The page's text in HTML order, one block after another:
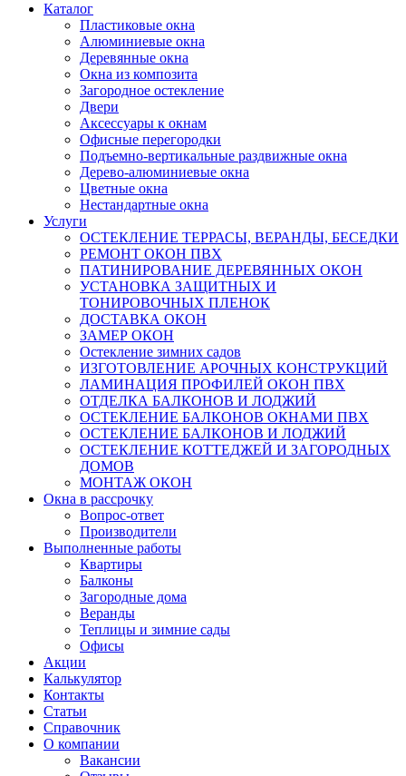
Каталог
Пластиковые окна
Алюминиевые окна
Деревянные окна
Окна из композита
Загородное остекление
Двери
Аксессуары к окнам
Офисные перегородки
Подъемно-вертикальные раздвижные окна
Дерево-алюминиевые окна
Цветные окна
Нестандартные окна
Услуги
ОСТЕКЛЕНИЕ ТЕРРАСЫ, ВЕРАНДЫ, БЕСЕДКИ
РЕМОНТ ОКОН ПВХ
ПАТИНИРОВАНИЕ ДЕРЕВЯННЫХ ОКОН
УСТАНОВКА ЗАЩИТНЫХ И
ТОНИРОВОЧНЫХ ПЛЕНОК
ДОСТАВКА ОКОН
ЗАМЕР ОКОН
Остекление зимних садов
ИЗГОТОВЛЕНИЕ АРОЧНЫХ КОНСТРУКЦИЙ
ЛАМИНАЦИЯ ПРОФИЛЕЙ ОКОН ПВХ
ОТДЕЛКА БАЛКОНОВ И ЛОДЖИЙ
ОСТЕКЛЕНИЕ БАЛКОНОВ ОКНАМИ ПВХ
ОСТЕКЛЕНИЕ БАЛКОНОВ И ЛОДЖИЙ
ОСТЕКЛЕНИЕ КОТТЕДЖЕЙ И ЗАГОРОДНЫХ
ДОМОВ
МОНТАЖ ОКОН
Окна в рассрочку
Вопрос-ответ
Производители
Выполненные работы
Квартиры
Балконы
Загородные дома
Веранды
Теплицы и зимние сады
Офисы
Акции
Калькулятор
Контакты
Статьи
Справочник
О компании
Вакансии